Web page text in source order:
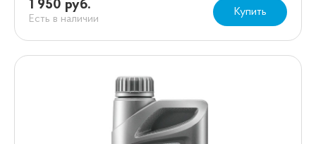
1 950 руб.
Есть в наличии
Купить